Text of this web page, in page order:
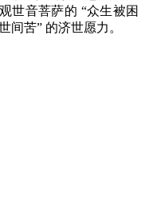
世音菩萨的 “众生被困
间苦” 的济世愿力。